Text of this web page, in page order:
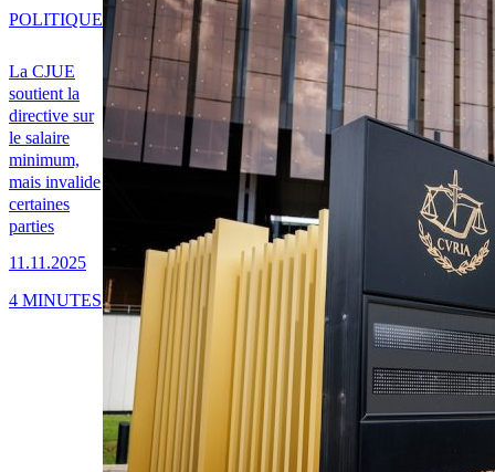
La CJUE
soutient la
directive sur
le salaire
minimum,
mais invalide
certaines
parties
11.11.2025
POLITIQUE
4 MINUTES